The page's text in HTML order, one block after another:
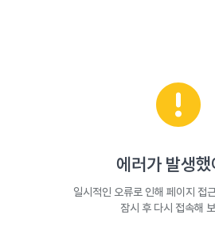
에러가 발생
일시적인 오류로 인해 페이지 접
잠시 후 다시 접속해